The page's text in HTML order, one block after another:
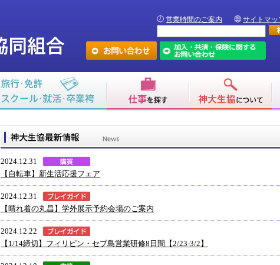
営業時間のご案内 サイトマッ
2024.12.31
【自転車】新生活応援フェア
2024.12.31
【晴れ着の丸昌】学外展示予約会場のご案内
2024.12.22
【1/14締切】フィリピン・セブ島営業研修8日間【2/23-3/2】